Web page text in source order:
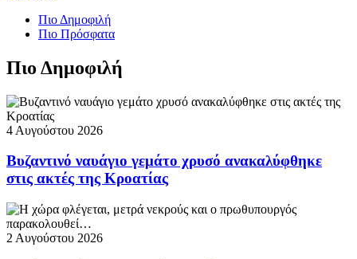
Πιο Δημοφιλή
Πιο Πρόσφατα
Πιο Δημοφιλή
4 Αυγούστου 2026
Βυζαντινό ναυάγιο γεμάτο χρυσό ανακαλύφθηκε
στις ακτές της Κροατίας
2 Αυγούστου 2026